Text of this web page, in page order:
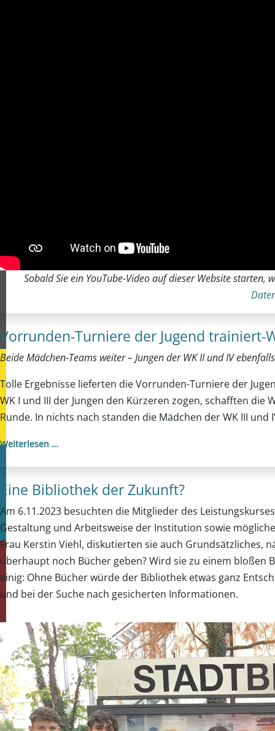
Sobald Sie ein YouTube-Video auf dieser Website starten,
Vorrunden-Turniere der Jugend trainiert-
Beide Mädchen-Teams weiter – Jungen der WK II und IV
Tolle Ergebnisse lieferten die Vorrunden-Turniere der
WK I und III der Jungen den Kürzeren zogen, schafften die
Runde. In nichts nach standen die Mädchen der WK III
Weiterlesen …
Eine Bibliothek der Zukunft?
Am 6.11.2023 besuchten die Mitglieder des
Gestaltung und Arbeitsweise der Institution sowie
Frau Kerstin Viehl, diskutierten sie auch Grundsätzliches,
überhaupt noch Bücher geben? Wird sie zu einem bloßen
einig: Ohne Bücher würde der Bibliothek etwas ganz
und bei der Suche nach gesicherten Informationen.